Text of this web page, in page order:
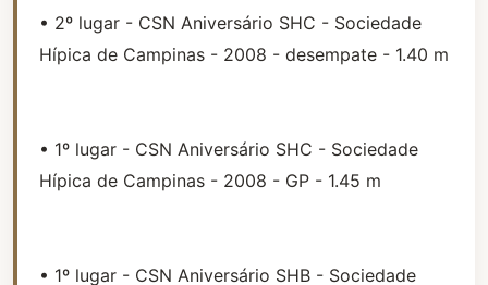
• 2º lugar - CSN Aniversário SHC - Sociedade
Hípica de Campinas - 2008 - desempate - 1.40 m
• 1º lugar - CSN Aniversário SHC - Sociedade
Hípica de Campinas - 2008 - GP - 1.45 m
• 1º lugar - CSN Aniversário SHB - Sociedade